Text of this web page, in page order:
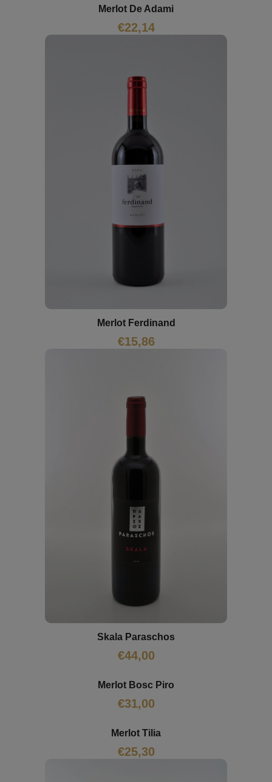
Merlot De Adami
€22,14
Merlot Ferdinand
€15,86
Skala Paraschos
€44,00
Merlot Bosc Piro
€31,00
Merlot Tilia
€25,30